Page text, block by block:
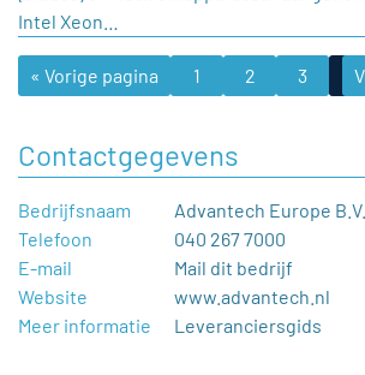
Intel Xeon…
« Vorige pagina 1 2 3 4
Contactgegevens
Bedrijfsnaam
Advantech Europe B.V.
Telefoon
040 267 7000
E-mail
Mail dit bedrijf
Website
www.advantech.nl
Meer informatie
Leveranciersgids